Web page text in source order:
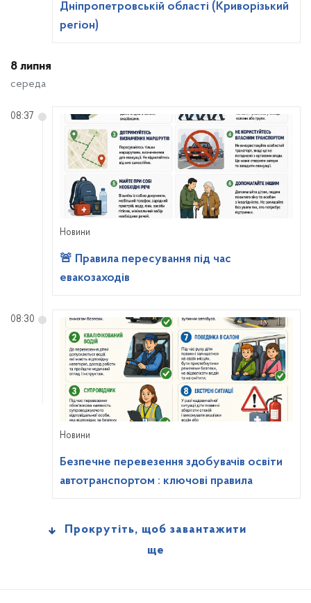
Дніпропетровській області (Криворізький
регіон)
8 липня
середа
Новини
🚨 Правила пересування під час
евакозаходів
08:37
Новини
Безпечне перевезення здобувачів освіти
автотранспортом : ключові правила
08:30
Прокрутіть, щоб завантажити
ще